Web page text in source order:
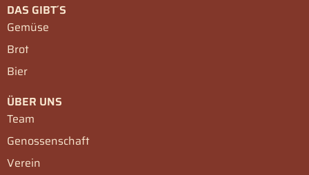
DAS GIBT´S
Gemüse
Brot
Bier
ÜBER UNS
Team
Genossenschaft
Verein